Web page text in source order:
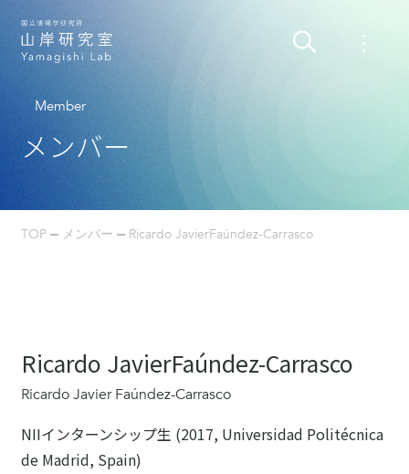
Member
メンバー
TOP メンバー Ricardo JavierFaúndez-Carrasco
Ricardo JavierFaúndez-Carrasco
Ricardo Javier Faúndez-Carrasco
NIIインターンシップ生 (2017, Universidad Politécnica
de Madrid, Spain)